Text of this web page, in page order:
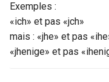
e
condition
corr
Exemples :
«ich» et pas «jch»
mais : «jhe» et pas
«jhenige» et pas